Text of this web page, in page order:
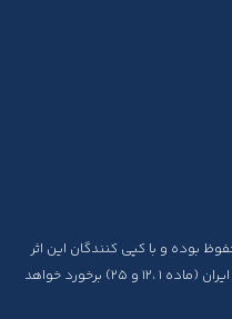
بوده و با کپی کنندگان این اثر
بنا به قوانین جرایم رایانه ای جمهوری اسلامی ایران (ماده ۱ ،۱۲ و ۲۵) برخورد خواهد